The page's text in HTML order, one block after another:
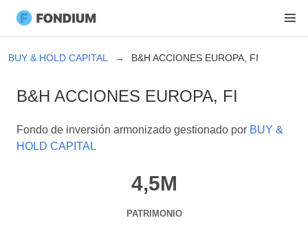
BUY & HOLD CAPITAL B&H ACCIONES EUROPA, FI
B&H ACCIONES EUROPA, FI
Fondo de inversión armonizado gestionado por BUY &
HOLD CAPITAL
4,5M
PATRIMONIO